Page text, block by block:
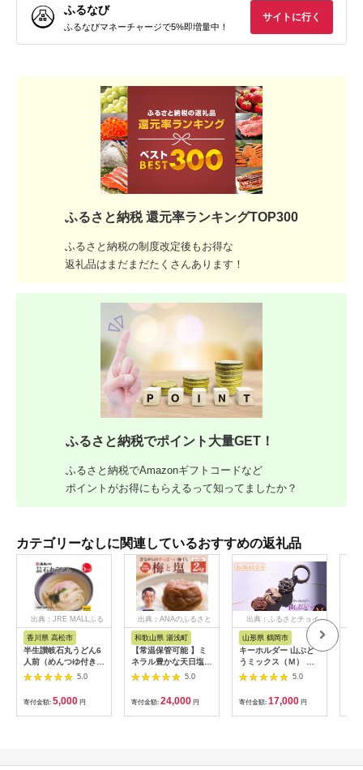
ふるなび
ふるなびマネーチャージで5%即増量中！
サイトに行く
ふるさと納税 還元率ランキングTOP300
ふるさと納税の制度改定後もお得な
返礼品はまだまだたくさんあります！
ふるさと納税でポイント大量GET！
ふるさと納税でAmazonギフトコードなど
ポイントがお得にもらえるって知ってましたか？
カテゴリーなしに関連しているおすすめの返礼品
出典：JRE MALLふる
さと納税
香川県 高松市
半生讃岐石丸うどん6
人前（めんつゆ付き）
麺300g×2袋
5.0
寄付金額: 5,000 円
出典：ANAのふるさと
和歌山県 湯浅町
【常温保管可能 】ミ
ネラル豊かな天日塩だ
けで漬けた無添加梅干
し2kg 梅ボーイズ｜
B201_EP6024
5.0
寄付金額: 24,000 円
出典：ふるさとチョイ
山形県 鶴岡市
キーホルダー 山ぶど
うミックス（Ｍ） 山
形県鶴岡市 アトリエ
かおる | 山葡萄 雑貨
キーホルダー ギフト
贈り物 お取り寄せ 返
礼品
5.0
寄付金額: 17,000 円